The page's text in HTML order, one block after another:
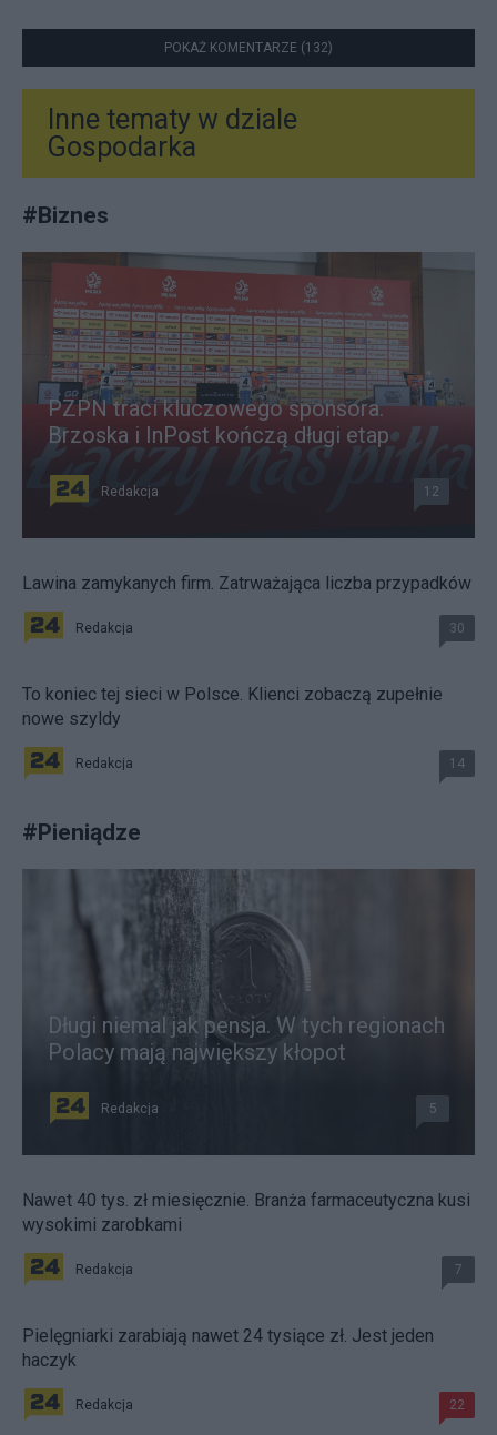
POKAŻ KOMENTARZE (132)
Inne tematy w dziale
Gospodarka
#Biznes
PZPN traci kluczowego sponsora.
Brzoska i InPost kończą długi etap
Redakcja 12
Lawina zamykanych firm. Zatrważająca liczba przypadków
Redakcja 30
To koniec tej sieci w Polsce. Klienci zobaczą zupełnie
nowe szyldy
Redakcja 14
#Pieniądze
Długi niemal jak pensja. W tych regionach
Polacy mają największy kłopot
Redakcja 5
Nawet 40 tys. zł miesięcznie. Branża farmaceutyczna kusi
wysokimi zarobkami
Redakcja 7
Pielęgniarki zarabiają nawet 24 tysiące zł. Jest jeden
haczyk
Redakcja 22